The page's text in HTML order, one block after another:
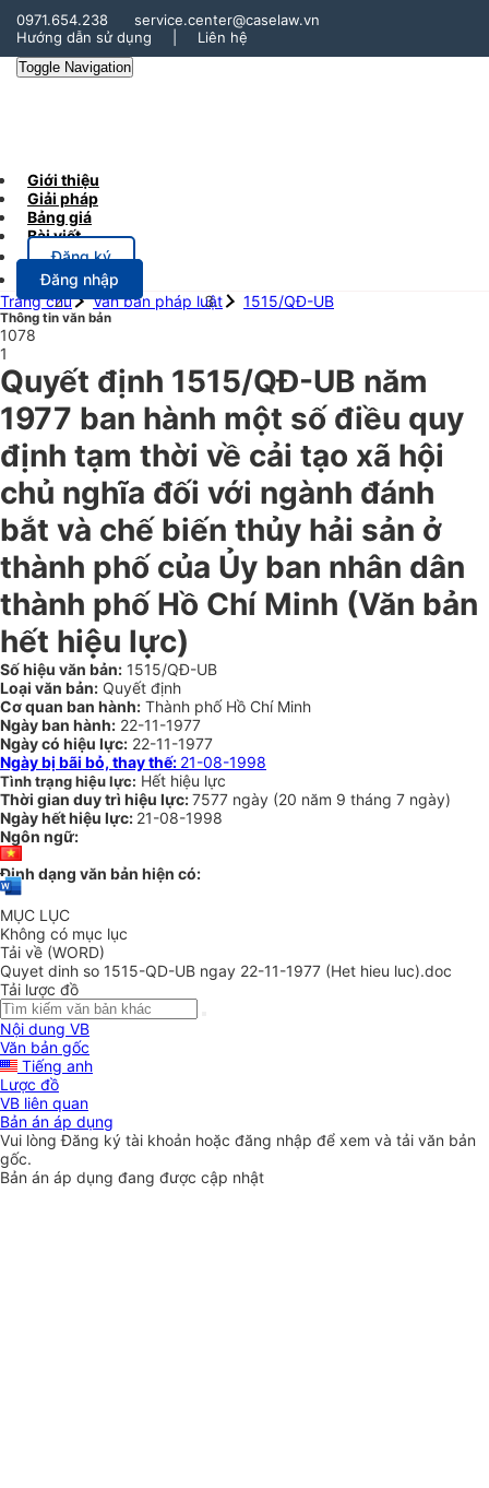
0971.654.238
service.center@caselaw.vn
Hướng dẫn sử dụng
Liên hệ
Toggle Navigation
Giới thiệu
Giải pháp
Bảng giá
Bài viết
Đăng ký
Đăng nhập
Trang chủ
Văn bản pháp luật 1515/QĐ-UB
Thông tin văn bản
1078
1
Quyết định 1515/QĐ-UB năm
1977 ban hành một số điều quy
định tạm thời về cải tạo xã hội
chủ nghĩa đối với ngành đánh
bắt và chế biến thủy hải sản ở
thành phố của Ủy ban nhân dân
thành phố Hồ Chí Minh (Văn bản
hết hiệu lực)
Số hiệu văn bản: 1515/QĐ-UB
Loại văn bản: Quyết định
Cơ quan ban hành: Thành phố Hồ Chí Minh
Ngày ban hành: 22-11-1977
Ngày có hiệu lực: 22-11-1977
Ngày bị bãi bỏ, thay thế: 21-08-1998
Tình trạng hiệu lực: Hết hiệu lực
Thời gian duy trì hiệu lực:7577 ngày (20 năm 9 tháng 7 ngày)
Ngày hết hiệu lực: 21-08-1998
Ngôn ngữ:
Định dạng văn bản hiện có:
MỤC LỤC
Không có mục lục
Tải về (WORD)
Quyet dinh so 1515-QD-UB ngay 22-11-1977 (Het hieu luc).doc
Tải lược đồ
Nội dung VB
Văn bản gốc
Tiếng anh
Lược đồ
VB liên quan
Bản án áp dụng
Vui lòngĐăng ký tài khoản hoặc đăng nhập để xem và tải văn bản
gốc.
Bản án áp dụng đang được cập nhật